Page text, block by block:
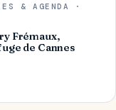
& AGENDA ·
Frémaux,
de Cannes